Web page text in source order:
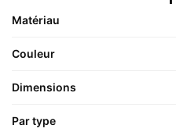
Matériau
Couleur
Dimensions
Par type